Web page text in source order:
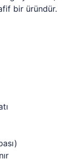
bir üründür.